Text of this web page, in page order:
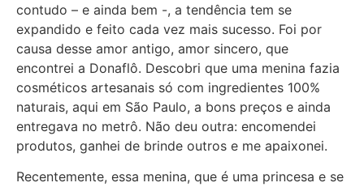
contudo – e ainda bem -, a tendência tem se
expandido e feito cada vez mais sucesso. Foi por
causa desse amor antigo, amor sincero, que
encontrei a Donaflô. Descobri que uma menina fazia
cosméticos artesanais só com ingredientes 100%
naturais, aqui em São Paulo, a bons preços e ainda
entregava no metrô. Não deu outra: encomendei
produtos, ganhei de brinde outros e me apaixonei.
Recentemente, essa menina, que é uma princesa e se